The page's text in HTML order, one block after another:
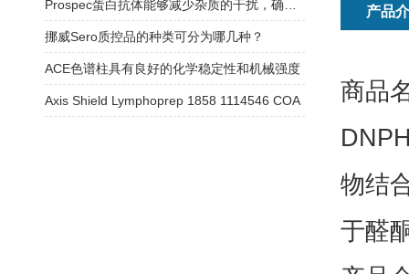
产品
商品
物结
于醛
挪威Sero质控品的种类可分为哪几种？
ACE色谱柱具有良好的化学稳定性和机械强度
Axis Shield Lymphoprep 1858 1114546 COA